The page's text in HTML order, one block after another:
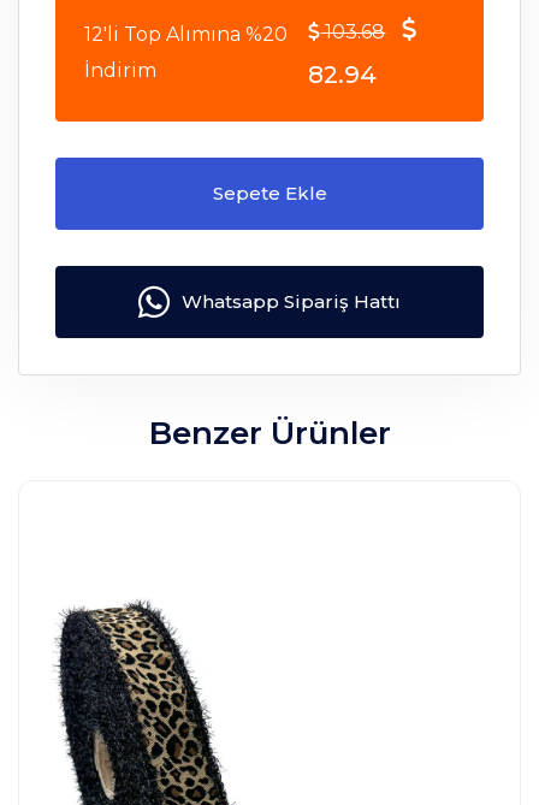
12'li Top Alımına %20
İndirim
103.68
82.94
Sepete Ekle
Whatsapp Sipariş Hattı
Benzer Ürünler